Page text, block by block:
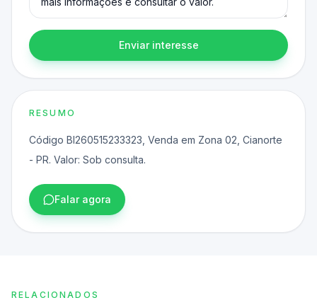
Enviar interesse
RESUMO
Código BI260515233323, Venda em Zona 02, Cianorte
- PR. Valor: Sob consulta.
Falar agora
RELACIONADOS